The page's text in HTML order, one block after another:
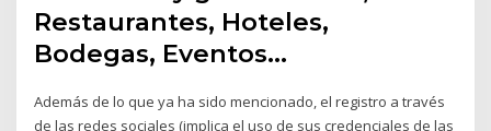
Restaurantes, Hoteles,
Bodegas, Eventos…
Además de lo que ya ha sido mencionado, el registro a través
de las redes sociales (implica el uso de sus credenciales de las